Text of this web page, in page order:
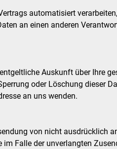
automatisiert
an einen anderen
Auskunft über Ihre
oder Löschung dieser
an uns wenden.
von nicht ausdrücklich
Falle der unverlangten